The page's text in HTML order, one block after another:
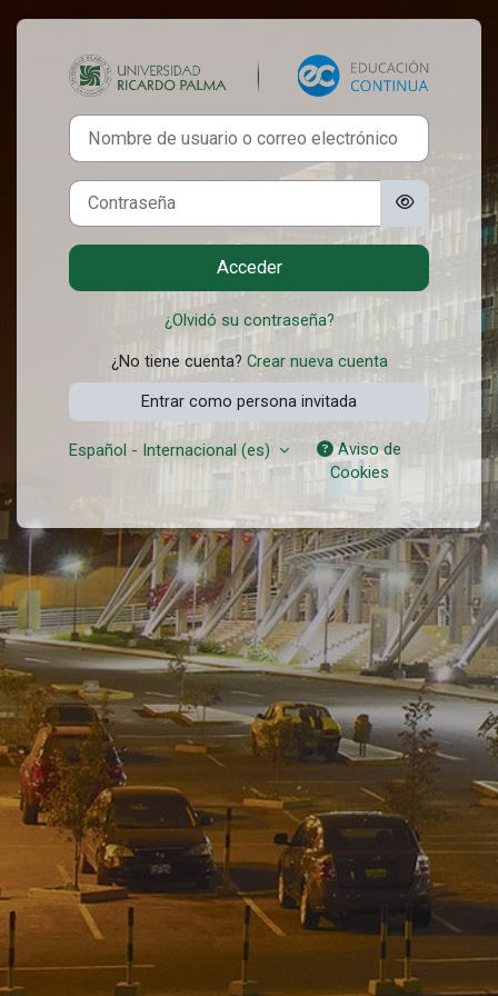
Entrar a
Saltar a creación de una nueva cuenta
Nombre de usuario o correo electrónico
Contraseña
Acceder
¿Olvidó su contraseña?
¿No tiene cuenta? Crear nueva cuenta
Entrar como persona invitada
Español - Internacional ‎(es)‎
Aviso de
Cookies